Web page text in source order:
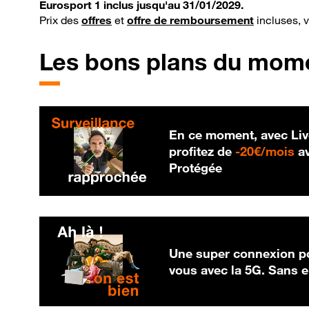
Eurosport 1 inclus jusqu'au 31/01/2029.
Prix des offres et offre de remboursement incluses,
Les bons plans du
En ce moment, avec
profitez de -20€/mois
Protégée
Une super connexion
vous avec la 5G. Sans